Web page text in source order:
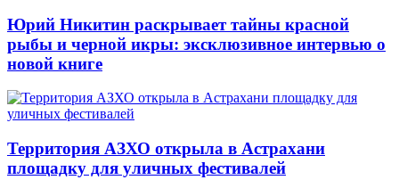
Юрий Никитин раскрывает тайны красной
рыбы и черной икры: эксклюзивное интервью о
новой книге
Территория АЗХО открыла в Астрахани
площадку для уличных фестивалей